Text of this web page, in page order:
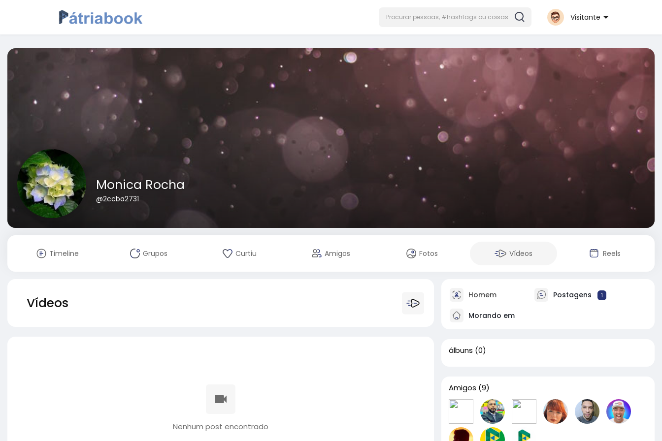
Visitante
Monica Rocha
@2ccba2731
Timeline Grupos Curtiu Amigos Fotos Vídeos Reels
Vídeos
Nenhum post encontrado
Homem Postagens 1
Morando em
álbuns (0)
Amigos (9)